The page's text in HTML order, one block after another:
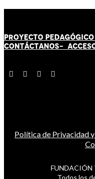
PROYECTO
CONTÁCTANOS-
Política de Privacidad
FUNDACIÓN
Todos los